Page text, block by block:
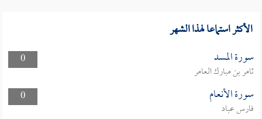
الأكثر استماعا لهذا الشهر
0 سورة المسد
ثامر بن مبارك العامر
0
سورة الأنعام
فارس عباد